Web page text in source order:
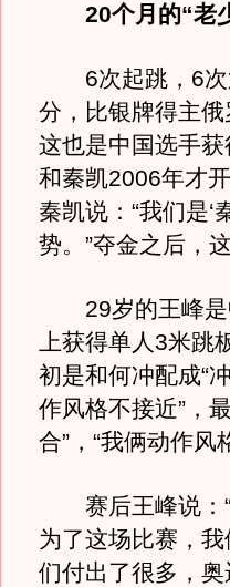
20个月的“老
6次起跳，6次
分，比银牌得主
这也是中国选手
和秦凯2006年才
秦凯说：“我们是
势。”夺金之后，
29岁的王峰是
上获得单人3米跳
初是和何冲配成“
作风格不接近”，
合”，“我俩动作
赛后王峰说：“
为了这场比赛，
们付出了很多，